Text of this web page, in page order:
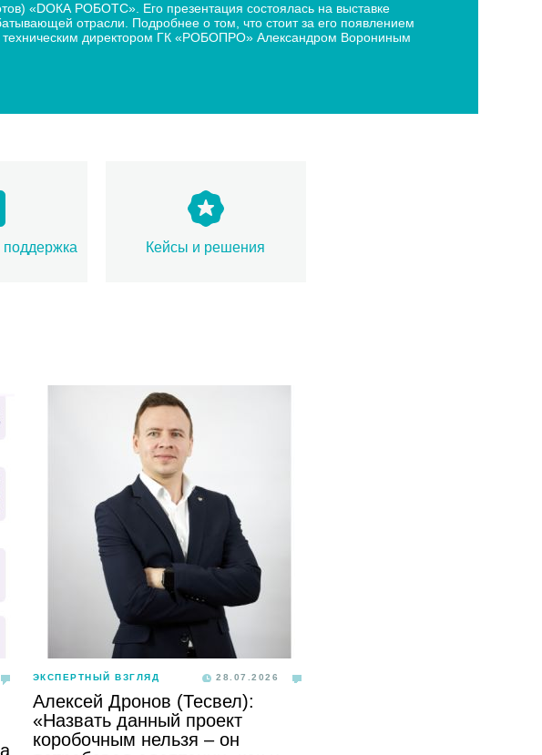
«DОКА РОБОТС». Его презентация состоялась на выставке
отрасли. Подробнее о том, что стоит за его появлением
техническим директором ГК «РОБОПРО» Александром Ворониным
поддержка Кейсы и решения
ЭКСПЕРТНЫЙ ВЗГЛЯД 28.07.2026
Алексей Дронов (Тесвел):
«Назвать данный проект
коробочным нельзя – он